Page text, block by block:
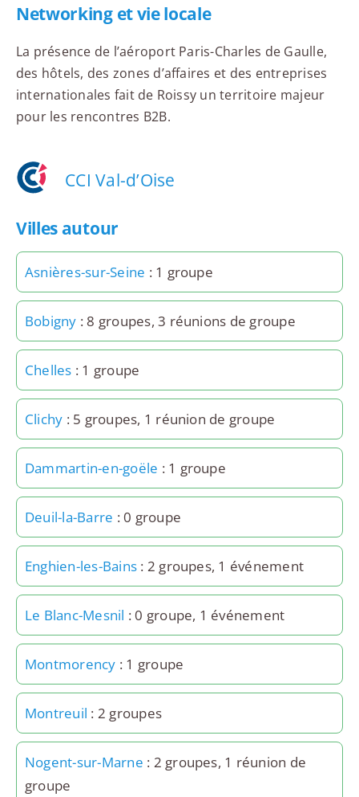
Networking et vie locale
La présence de l’aéroport Paris-Charles de Gaulle,
des hôtels, des zones d’affaires et des entreprises
internationales fait de Roissy un territoire majeur
pour les rencontres B2B.
CCI Val-d’Oise
Villes autour
Asnières-sur-Seine : 1 groupe
Bobigny : 8 groupes, 3 réunions de groupe
Chelles : 1 groupe
Clichy : 5 groupes, 1 réunion de groupe
Dammartin-en-goële : 1 groupe
Deuil-la-Barre : 0 groupe
Enghien-les-Bains : 2 groupes, 1 événement
Le Blanc-Mesnil : 0 groupe, 1 événement
Montmorency : 1 groupe
Montreuil : 2 groupes
Nogent-sur-Marne : 2 groupes, 1 réunion de
groupe